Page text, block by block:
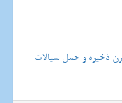
ذخیره و حمل سیالات